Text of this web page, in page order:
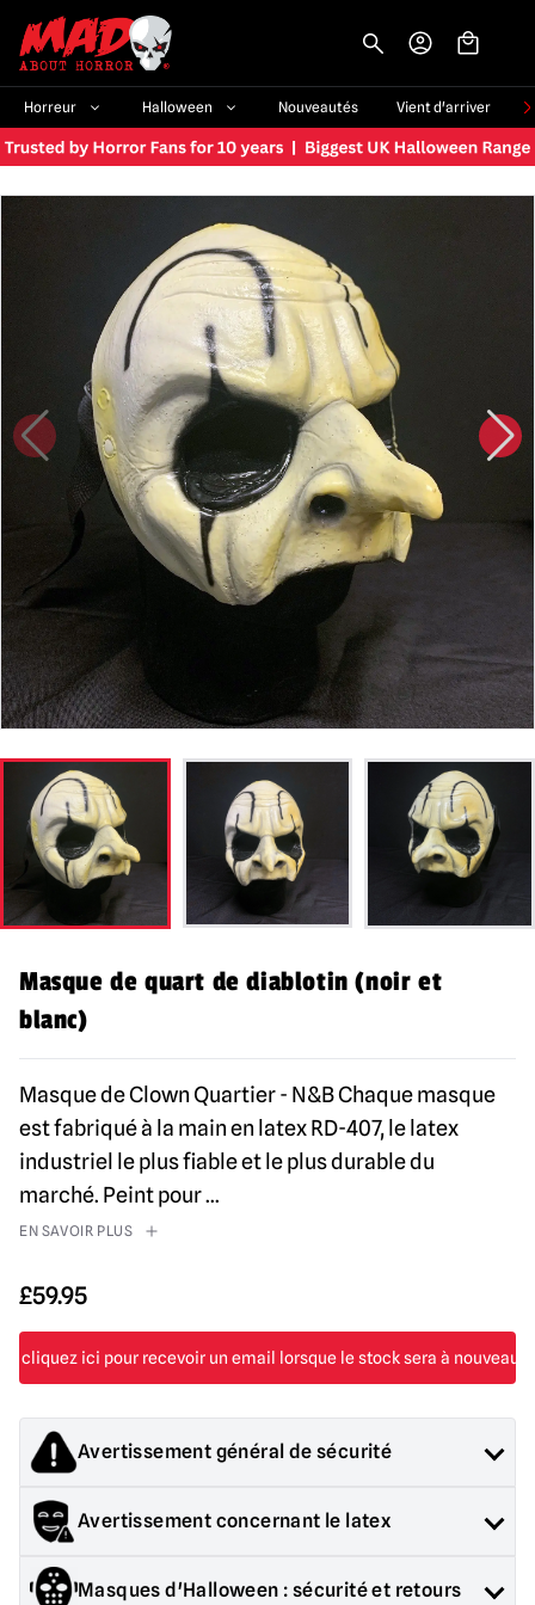
Horreur Halloween Nouveautés Vient d'arriver
Masque de quart de diablotin (noir et
blanc)
Masque de Clown Quartier - N&B Chaque masque
est fabriqué à la main en latex RD-407, le latex
industriel le plus fiable et le plus durable du
marché. Peint pour...
EN SAVOIR PLUS
£59.95
Avertissement général de sécurité
Les produits vendus par Mad About Horror sont des objets de
collection pour adultes ou des décorations d'Halloween. Ils
ans.
Avertissement concernant le latex
Contient du latex, peut provoquer une réaction allergique
chez les personnes sensibles au latex.
Masques d'Halloween : sécurité et retours